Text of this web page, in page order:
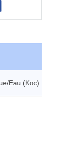
Eau (Koc)